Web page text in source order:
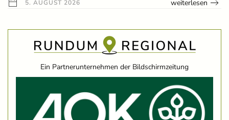
5. AUGUST 2026 weiterlesen
Ein Partnerunternehmen der Bildschirmzeitung